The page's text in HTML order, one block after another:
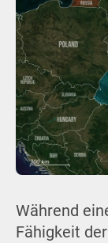
Während
Fähigkeit